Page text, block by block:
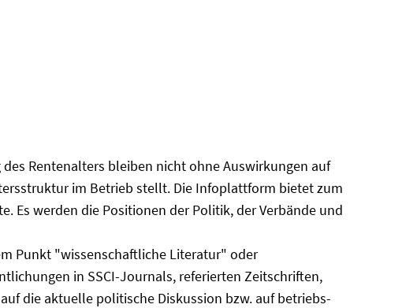
Rentenalters bleiben nicht ohne Auswirkungen auf
im Betrieb stellt. Die Infoplattform bietet zum
Es werden die Positionen der Politik, der Verbände und
Punkt "wissenschaftliche Literatur" oder
in SSCI-Journals, referierten Zeitschriften,
die aktuelle politische Diskussion bzw. auf betriebs-